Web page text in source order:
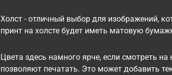
Холст - отличный выбор для изображений,
принт на холсте будет иметь матовую
Цвета здесь намного ярче, если смотреть
позволяют печатать. Это может добавить